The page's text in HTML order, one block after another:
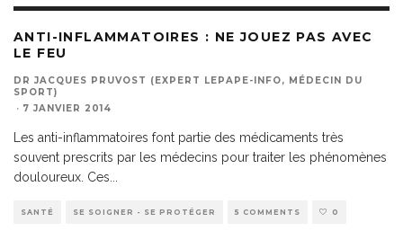
ANTI-INFLAMMATOIRES : NE JOUEZ PAS AVEC
LE FEU
DR JACQUES PRUVOST (EXPERT LEPAPE-INFO, MÉDECIN DU
SPORT)
· 7 JANVIER 2014
Les anti-inflammatoires font partie des médicaments très
souvent prescrits par les médecins pour traiter les phénomènes
douloureux. Ces
SANTÉ SE SOIGNER - SE PROTÉGER 5 COMMENTS 0